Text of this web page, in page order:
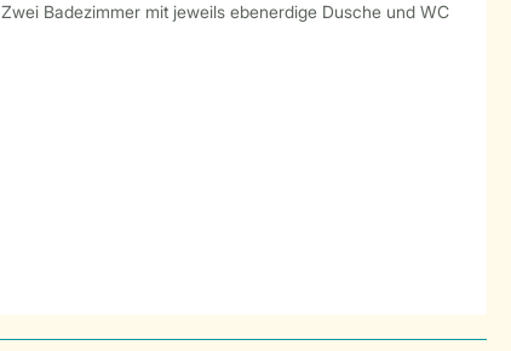
Zwei Badezimmer mit jeweils ebenerdige Dusche und WC